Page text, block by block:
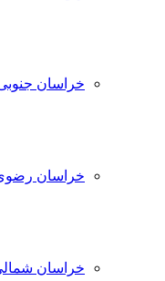
خراسان
خراسان
خراسان